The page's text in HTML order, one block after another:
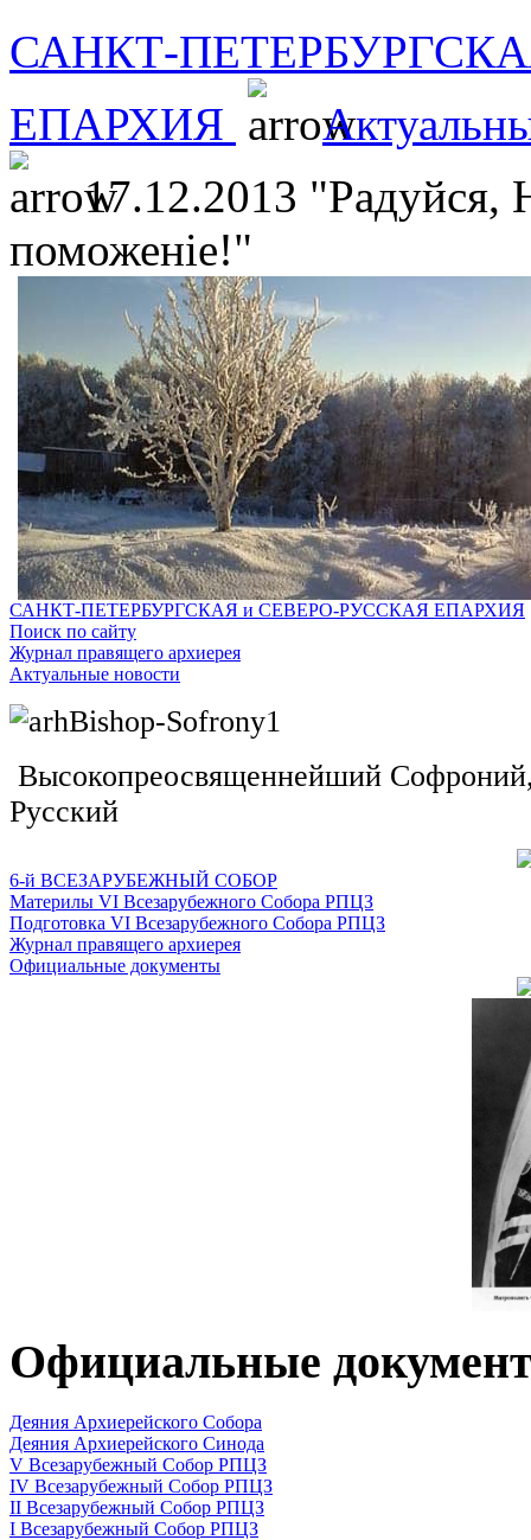
САНКТ-
ЕПАРХИЯ
17.12.2013 "Радуйся,
поможеніе!"
САНКТ-ПЕТЕРБУРГСКАЯ и СЕВЕРО-РУССКАЯ ЕПАРХИЯ
Поиск по сайту
Журнал правящего архиерея
Актуальные новости
Высокопреосвященнейший
Русский
6-й ВСЕЗАРУБЕЖНЫЙ СОБОР
Материлы VI Всезарубежного Собора РПЦЗ
Подготовка VI Всезарубежного Собора РПЦЗ
Журнал правящего архиерея
Официальные документы
Официальные
Деяния Архиерейского Собора
Деяния Архиерейского Синода
V Всезарубежный Собор РПЦЗ
IV Всезарубежный Собор РПЦЗ
II Всезарубежный Собор РПЦЗ
I Всезарубежный Собор РПЦЗ